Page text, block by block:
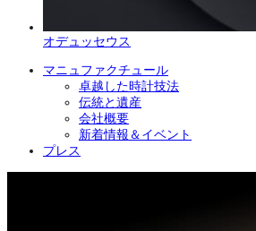
オデュッセウス
マニュファクチュール
卓越した時計技法
伝統と遺産
会社概要
新着情報＆イベント
プレス